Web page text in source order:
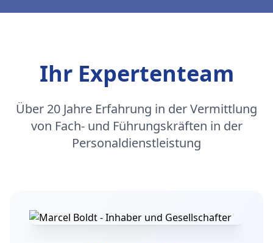
Ihr Expertenteam
Über 20 Jahre Erfahrung in der Vermittlung
von Fach- und Führungskräften in der
Personaldienstleistung